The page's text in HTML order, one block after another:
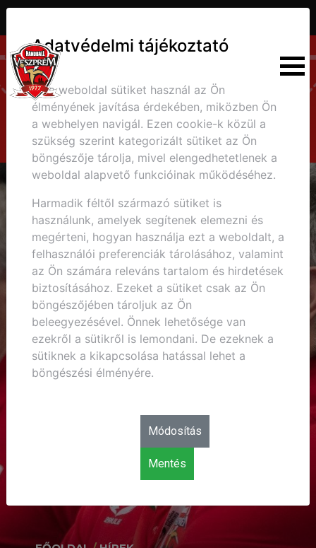
Adatvédelmi tájékoztató
Ez a weboldal sütiket használ az Ön
élményének javítása érdekében, miközben Ön
a webhelyen navigál. Ezen cookie-k közül a
szükség szerint kategorizált sütiket az Ön
böngészője tárolja, mivel elengedhetetlenek a
weboldal alapvető funkcióinak működéséhez.
Harmadik féltől származó sütiket is
használunk, amelyek segítenek elemezni és
megérteni, hogyan használja ezt a weboldalt, a
felhasználói preferenciák tárolásához, valamint
az Ön számára releváns tartalom és hirdetések
biztosításához. Ezeket a sütiket csak az Ön
böngészőjében tároljuk az Ön
beleegyezésével. Önnek lehetősége van
ezekről a sütikről is lemondani. De ezeknek a
sütiknek a kikapcsolása hatással lehet a
böngészési élményére.
Módosítás
Mentés